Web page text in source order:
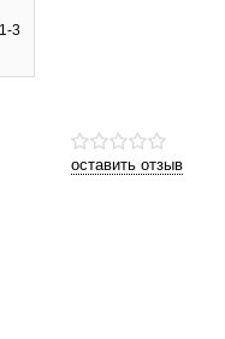
3
оставить отзыв